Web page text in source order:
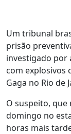
Um tribunal
prisão
investigado por
com explosivos
Gaga no Rio de
O suspeito,
domingo no
horas mais